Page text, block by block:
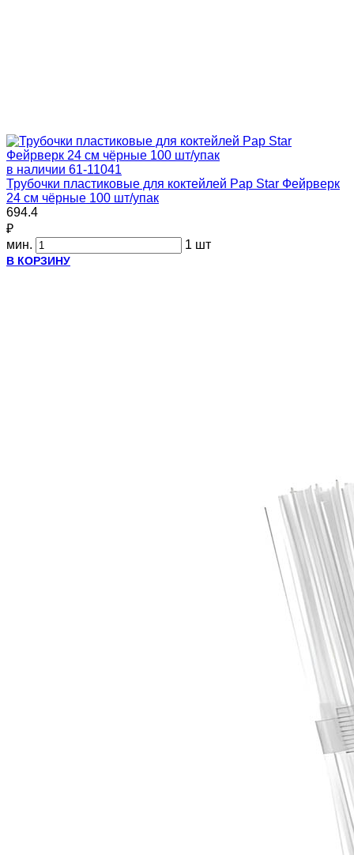
в наличии 61-11041
Трубочки пластиковые для коктейлей Pap Star Фейрверк
24 см чёрные 100 шт/упак
694.4
₽
мин.
1 шт
В КОРЗИНУ